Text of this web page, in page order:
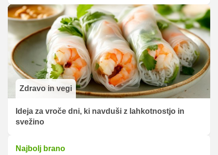
Zdravo in vegi
Ideja za vroče dni, ki navduši z lahkotnostjo in
svežino
Najbolj brano